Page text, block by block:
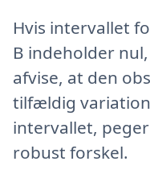
Hvis intervallet
B indeholder
afvise, at den
tilfældig
intervallet,
robust forskel.